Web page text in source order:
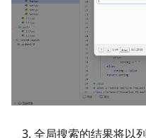
全局搜索的结果将以